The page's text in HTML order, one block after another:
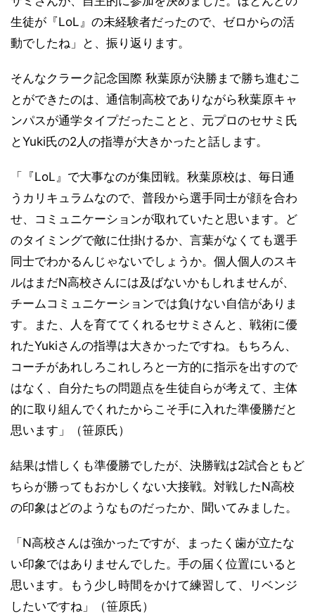
生徒が『LoL』の未経験者だったので、ゼロからの活
動でしたね」と、振り返ります。
そんなクラーク記念国際 秋葉原が決勝まで勝ち進むこ
とができたのは、通信制高校でありながら秋葉原キャ
ンパスが通学タイプだったことと、元プロのセサミ氏
とYuki氏の2人の指導が大きかったと話します。
「『LoL』で大事なのが集団戦。秋葉原校は、毎日通
うカリキュラムなので、普段から選手同士が顔を合わ
せ、コミュニケーションが取れていたと思います。ど
のタイミングで敵に仕掛けるか、言葉がなくても選手
同士でわかるんじゃないでしょうか。個人個人のスキ
ルはまだN高校さんには及ばないかもしれませんが、
チームコミュニケーションでは負けない自信がありま
す。また、人を育ててくれるセサミさんと、戦術に優
れたYukiさんの指導は大きかったですね。もちろん、
コーチがあれしろこれしろと一方的に指示を出すので
はなく、自分たちの問題点を生徒自らが考えて、主体
的に取り組んでくれたからこそ手に入れた準優勝だと
思います」（笹原氏）
結果は惜しくも準優勝でしたが、決勝戦は2試合ともど
ちらが勝ってもおかしくない大接戦。対戦したN高校
の印象はどのようなものだったか、聞いてみました。
「N高校さんは強かったですが、まったく歯が立たな
い印象ではありませんでした。手の届く位置にいると
思います。もう少し時間をかけて練習して、リベンジ
したいですね」（笹原氏）